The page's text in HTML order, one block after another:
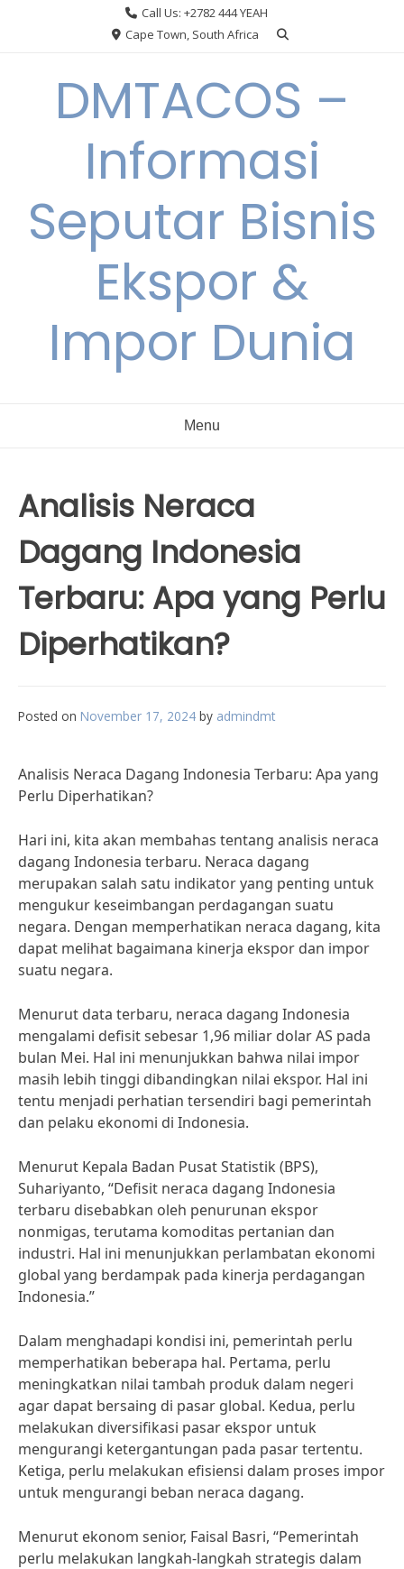
Call Us: +2782 444 YEAH
Cape Town, South Africa
DMTACOS –
Informasi
Seputar Bisnis
Ekspor &
Impor Dunia
Menu
Analisis Neraca
Dagang Indonesia
Terbaru: Apa yang Perlu
Diperhatikan?
Posted on November 17, 2024 by admindmt
Analisis Neraca Dagang Indonesia Terbaru: Apa yang
Perlu Diperhatikan?
Hari ini, kita akan membahas tentang analisis neraca
dagang Indonesia terbaru. Neraca dagang
merupakan salah satu indikator yang penting untuk
mengukur keseimbangan perdagangan suatu
negara. Dengan memperhatikan neraca dagang, kita
dapat melihat bagaimana kinerja ekspor dan impor
suatu negara.
Menurut data terbaru, neraca dagang Indonesia
mengalami defisit sebesar 1,96 miliar dolar AS pada
bulan Mei. Hal ini menunjukkan bahwa nilai impor
masih lebih tinggi dibandingkan nilai ekspor. Hal ini
tentu menjadi perhatian tersendiri bagi pemerintah
dan pelaku ekonomi di Indonesia.
Menurut Kepala Badan Pusat Statistik (BPS),
Suhariyanto, “Defisit neraca dagang Indonesia
terbaru disebabkan oleh penurunan ekspor
nonmigas, terutama komoditas pertanian dan
industri. Hal ini menunjukkan perlambatan ekonomi
global yang berdampak pada kinerja perdagangan
Indonesia.”
Dalam menghadapi kondisi ini, pemerintah perlu
memperhatikan beberapa hal. Pertama, perlu
meningkatkan nilai tambah produk dalam negeri
agar dapat bersaing di pasar global. Kedua, perlu
melakukan diversifikasi pasar ekspor untuk
mengurangi ketergantungan pada pasar tertentu.
Ketiga, perlu melakukan efisiensi dalam proses impor
untuk mengurangi beban neraca dagang.
Menurut ekonom senior, Faisal Basri, “Pemerintah
perlu melakukan langkah-langkah strategis dalam